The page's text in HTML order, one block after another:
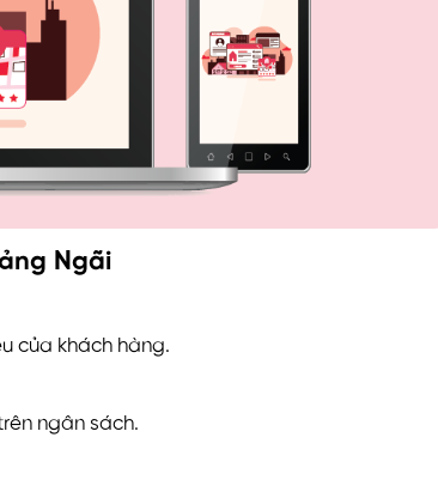
Ngãi
của khách hàng.
ngân sách.